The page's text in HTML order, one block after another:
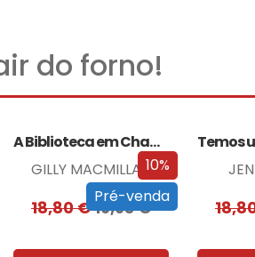
do forno!
10%
Pré-venda
A Biblioteca em Chamas
GILLY MACMILLAN
18,80€16,93€